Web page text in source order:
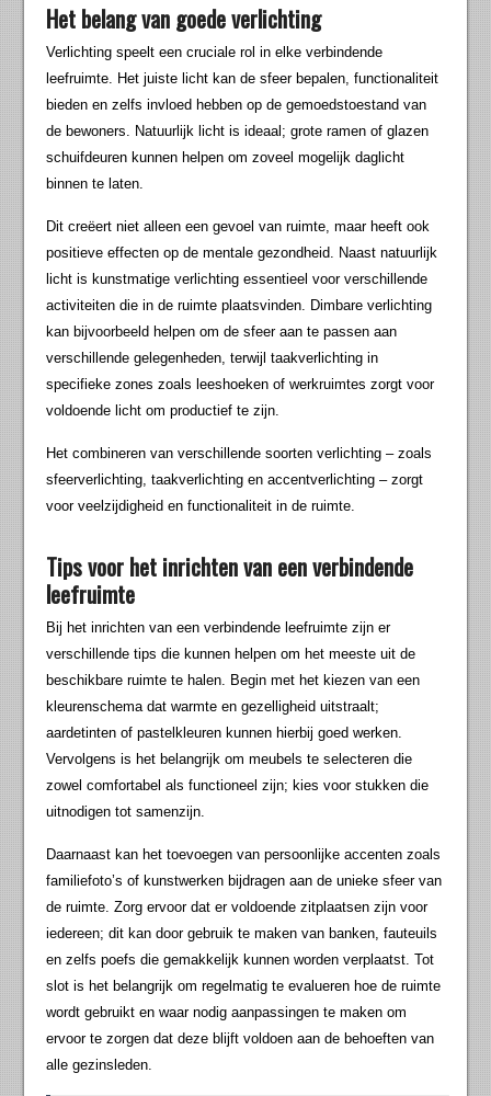
Het belang van goede verlichting
Verlichting speelt een cruciale rol in elke verbindende
leefruimte. Het juiste licht kan de sfeer bepalen, functionaliteit
bieden en zelfs invloed hebben op de gemoedstoestand van
de bewoners. Natuurlijk licht is ideaal; grote ramen of glazen
schuifdeuren kunnen helpen om zoveel mogelijk daglicht
binnen te laten.
Dit creëert niet alleen een gevoel van ruimte, maar heeft ook
positieve effecten op de mentale gezondheid. Naast natuurlijk
licht is kunstmatige verlichting essentieel voor verschillende
activiteiten die in de ruimte plaatsvinden. Dimbare verlichting
kan bijvoorbeeld helpen om de sfeer aan te passen aan
verschillende gelegenheden, terwijl taakverlichting in
specifieke zones zoals leeshoeken of werkruimtes zorgt voor
voldoende licht om productief te zijn.
Het combineren van verschillende soorten verlichting – zoals
sfeerverlichting, taakverlichting en accentverlichting – zorgt
voor veelzijdigheid en functionaliteit in de ruimte.
Tips voor het inrichten van een verbindende
leefruimte
Bij het inrichten van een verbindende leefruimte zijn er
verschillende tips die kunnen helpen om het meeste uit de
beschikbare ruimte te halen. Begin met het kiezen van een
kleurenschema dat warmte en gezelligheid uitstraalt;
aardetinten of pastelkleuren kunnen hierbij goed werken.
Vervolgens is het belangrijk om meubels te selecteren die
zowel comfortabel als functioneel zijn; kies voor stukken die
uitnodigen tot samenzijn.
Daarnaast kan het toevoegen van persoonlijke accenten zoals
familiefoto’s of kunstwerken bijdragen aan de unieke sfeer van
de ruimte. Zorg ervoor dat er voldoende zitplaatsen zijn voor
iedereen; dit kan door gebruik te maken van banken, fauteuils
en zelfs poefs die gemakkelijk kunnen worden verplaatst. Tot
slot is het belangrijk om regelmatig te evalueren hoe de ruimte
wordt gebruikt en waar nodig aanpassingen te maken om
ervoor te zorgen dat deze blijft voldoen aan de behoeften van
alle gezinsleden.